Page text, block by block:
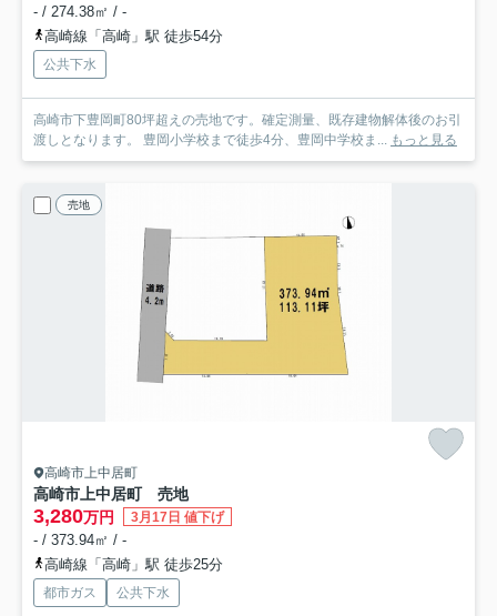
- / 274.38㎡ / -
高崎線「高崎」駅 徒歩54分
公共下水
高崎市下豊岡町80坪超えの売地です。確定測量、既存建物解体後のお引
渡しとなります。 豊岡小学校まで徒歩4分、豊岡中学校ま... もっと見る
売地
高崎市上中居町
高崎市上中居町 売地
3,280万円 3月17日 値下げ
- / 373.94㎡ / -
高崎線「高崎」駅 徒歩25分
都市ガス 公共下水